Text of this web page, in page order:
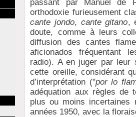
passant par Manuel de
orthodoxie furieusement
cante jondo, cante gitano,
doute, comme à leurs
diffusion des cantes
aficionados fréquentant
radio). A en juger par leur
cette oreille, considérant
d’interprétation ("por lo
adéquation aux règles de
plus ou moins incertaines
années 1950, avec la